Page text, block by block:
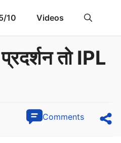
10 Videos
तो IPL
Comments